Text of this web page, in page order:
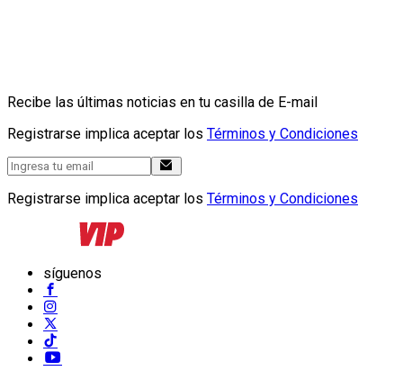
Recibe las últimas noticias en tu casilla de E-mail
Registrarse implica aceptar los Términos y Condiciones
Registrarse implica aceptar los Términos y Condiciones
síguenos